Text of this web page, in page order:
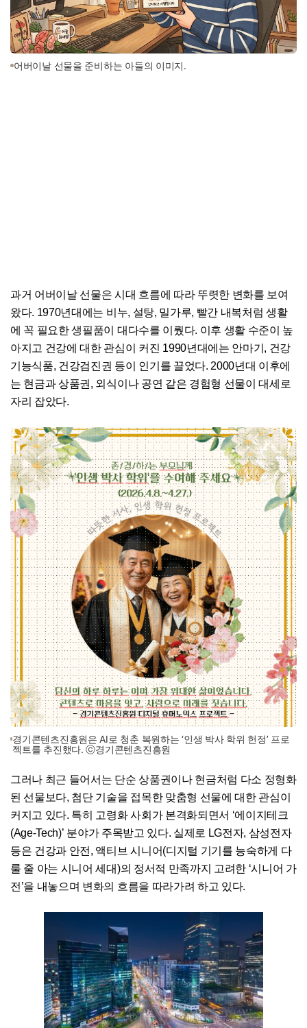
어버이날 선물을 준비하는 아들의 이미지.
과거 어버이날 선물은 시대 흐름에 따라 뚜렷한 변화를 보여
왔다. 1970년대에는 비누, 설탕, 밀가루, 빨간 내복처럼 생활
에 꼭 필요한 생필품이 대다수를 이뤘다. 이후 생활 수준이 높
아지고 건강에 대한 관심이 커진 1990년대에는 안마기, 건강
기능식품, 건강검진권 등이 인기를 끌었다. 2000년대 이후에
는 현금과 상품권, 외식이나 공연 같은 경험형 선물이 대세로
자리 잡았다.
경기콘텐츠진흥원은 AI로 청춘 복원하는 ‘인생 박사 학위 헌정’ 프로
젝트를 추진했다. ⓒ경기콘텐츠진흥원
그러나 최근 들어서는 단순 상품권이나 현금처럼 다소 정형화
된 선물보다, 첨단 기술을 접목한 맞춤형 선물에 대한 관심이
커지고 있다. 특히 고령화 사회가 본격화되면서 ‘에이지테크
(Age-Tech)’ 분야가 주목받고 있다. 실제로 LG전자, 삼성전자
등은 건강과 안전, 액티브 시니어(디지털 기기를 능숙하게 다
룰 줄 아는 시니어 세대)의 정서적 만족까지 고려한 ‘시니어 가
전’을 내놓으며 변화의 흐름을 따라가려 하고 있다.